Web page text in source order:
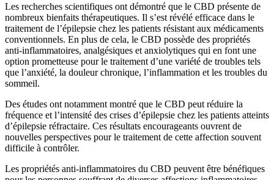
Les recherches scientifiques ont démontré que le CBD présente de
nombreux bienfaits thérapeutiques. Il s’est révélé efficace dans le
traitement de l’épilepsie chez les patients résistant aux médicaments
conventionnels. En plus de cela, le CBD possède des propriétés
anti-inflammatoires, analgésiques et anxiolytiques qui en font une
option prometteuse pour le traitement d’une variété de troubles tels
que l’anxiété, la douleur chronique, l’inflammation et les troubles du
sommeil.
Des études ont notamment montré que le CBD peut réduire la
fréquence et l’intensité des crises d’épilepsie chez les patients atteints
d’épilepsie réfractaire. Ces résultats encourageants ouvrent de
nouvelles perspectives pour le traitement de cette affection souvent
difficile à contrôler.
Les propriétés anti-inflammatoires du CBD peuvent être bénéfiques